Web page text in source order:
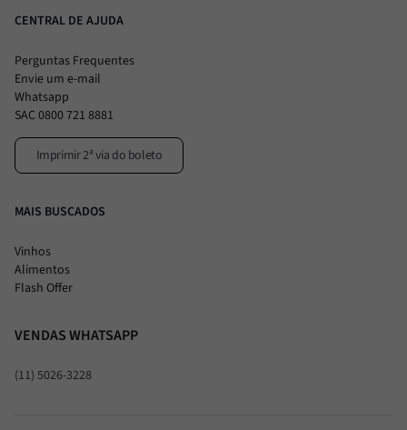
CENTRAL DE AJUDA
Perguntas Frequentes
Envie um e-mail
Whatsapp
SAC 0800 721 8881
Imprimir 2ª via do boleto
MAIS BUSCADOS
Vinhos
Alimentos
Flash Offer
VENDAS WHATSAPP
(11) 5026-3228